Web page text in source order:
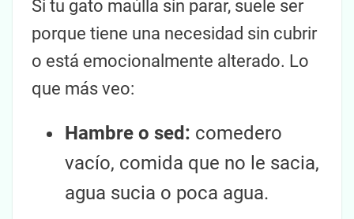
Si tu gato maúlla sin parar, suele ser
porque tiene una necesidad sin cubrir
o está emocionalmente alterado. Lo
que más veo:
Hambre o sed: comedero
vacío, comida que no le sacia,
agua sucia o poca agua.